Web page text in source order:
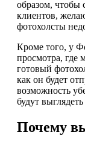
образом, чтобы
клиентов,
фотохолсты
Кроме того, у
просмотра, где
готовый
как он будет
возможность
будут
Почему